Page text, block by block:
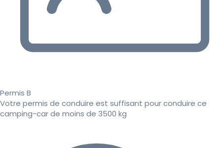
Permis B
Votre permis de conduire est suffisant pour conduire ce
camping-car de moins de 3500 kg